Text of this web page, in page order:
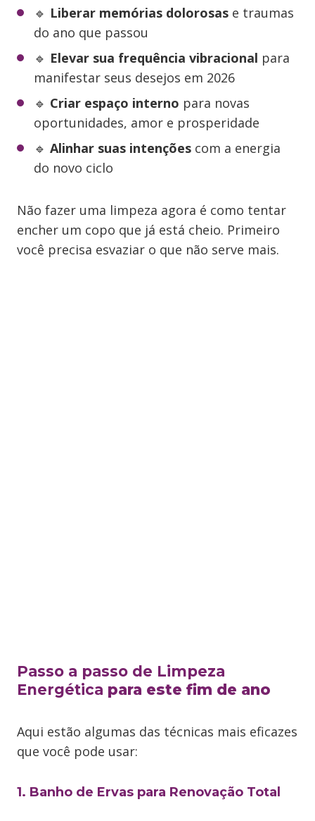
🔹 Liberar memórias dolorosas e traumas
do ano que passou
🔹 Elevar sua frequência vibracional para
manifestar seus desejos em 2026
🔹 Criar espaço interno para novas
oportunidades, amor e prosperidade
🔹 Alinhar suas intenções com a energia
do novo ciclo
Não fazer uma limpeza agora é como tentar
encher um copo que já está cheio. Primeiro
você precisa esvaziar o que não serve mais.
Passo a passo de Limpeza
Energética para este fim de ano
Aqui estão algumas das técnicas mais eficazes
que você pode usar:
1. Banho de Ervas para Renovação Total